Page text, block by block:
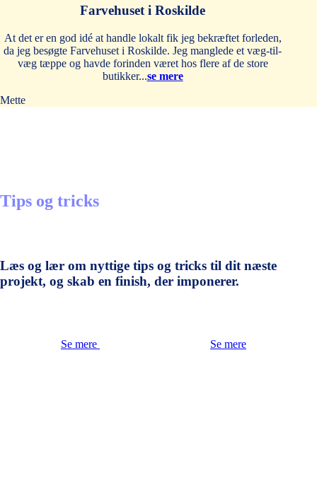
Farvehuset i Roskilde
At det er en god idé at handle lokalt fik jeg bekræftet forleden,
da jeg besøgte Farvehuset i Roskilde. Jeg manglede et væg-til-
væg tæppe og havde forinden været hos flere af de store
butikker...se mere
Mette
Tips og tricks
Læs og lær om nyttige tips og tricks til dit næste
projekt, og skab en finish, der imponerer.
Se mere Se mere